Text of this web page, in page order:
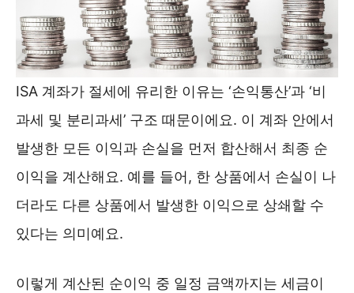
ISA 계좌가 절세에 유리한 이유는 ‘손익통산’과 ‘비
과세 및 분리과세’ 구조 때문이에요. 이 계좌 안에서
발생한 모든 이익과 손실을 먼저 합산해서 최종 순
이익을 계산해요. 예를 들어, 한 상품에서 손실이 나
더라도 다른 상품에서 발생한 이익으로 상쇄할 수
있다는 의미예요.
이렇게 계산된 순이익 중 일정 금액까지는 세금이